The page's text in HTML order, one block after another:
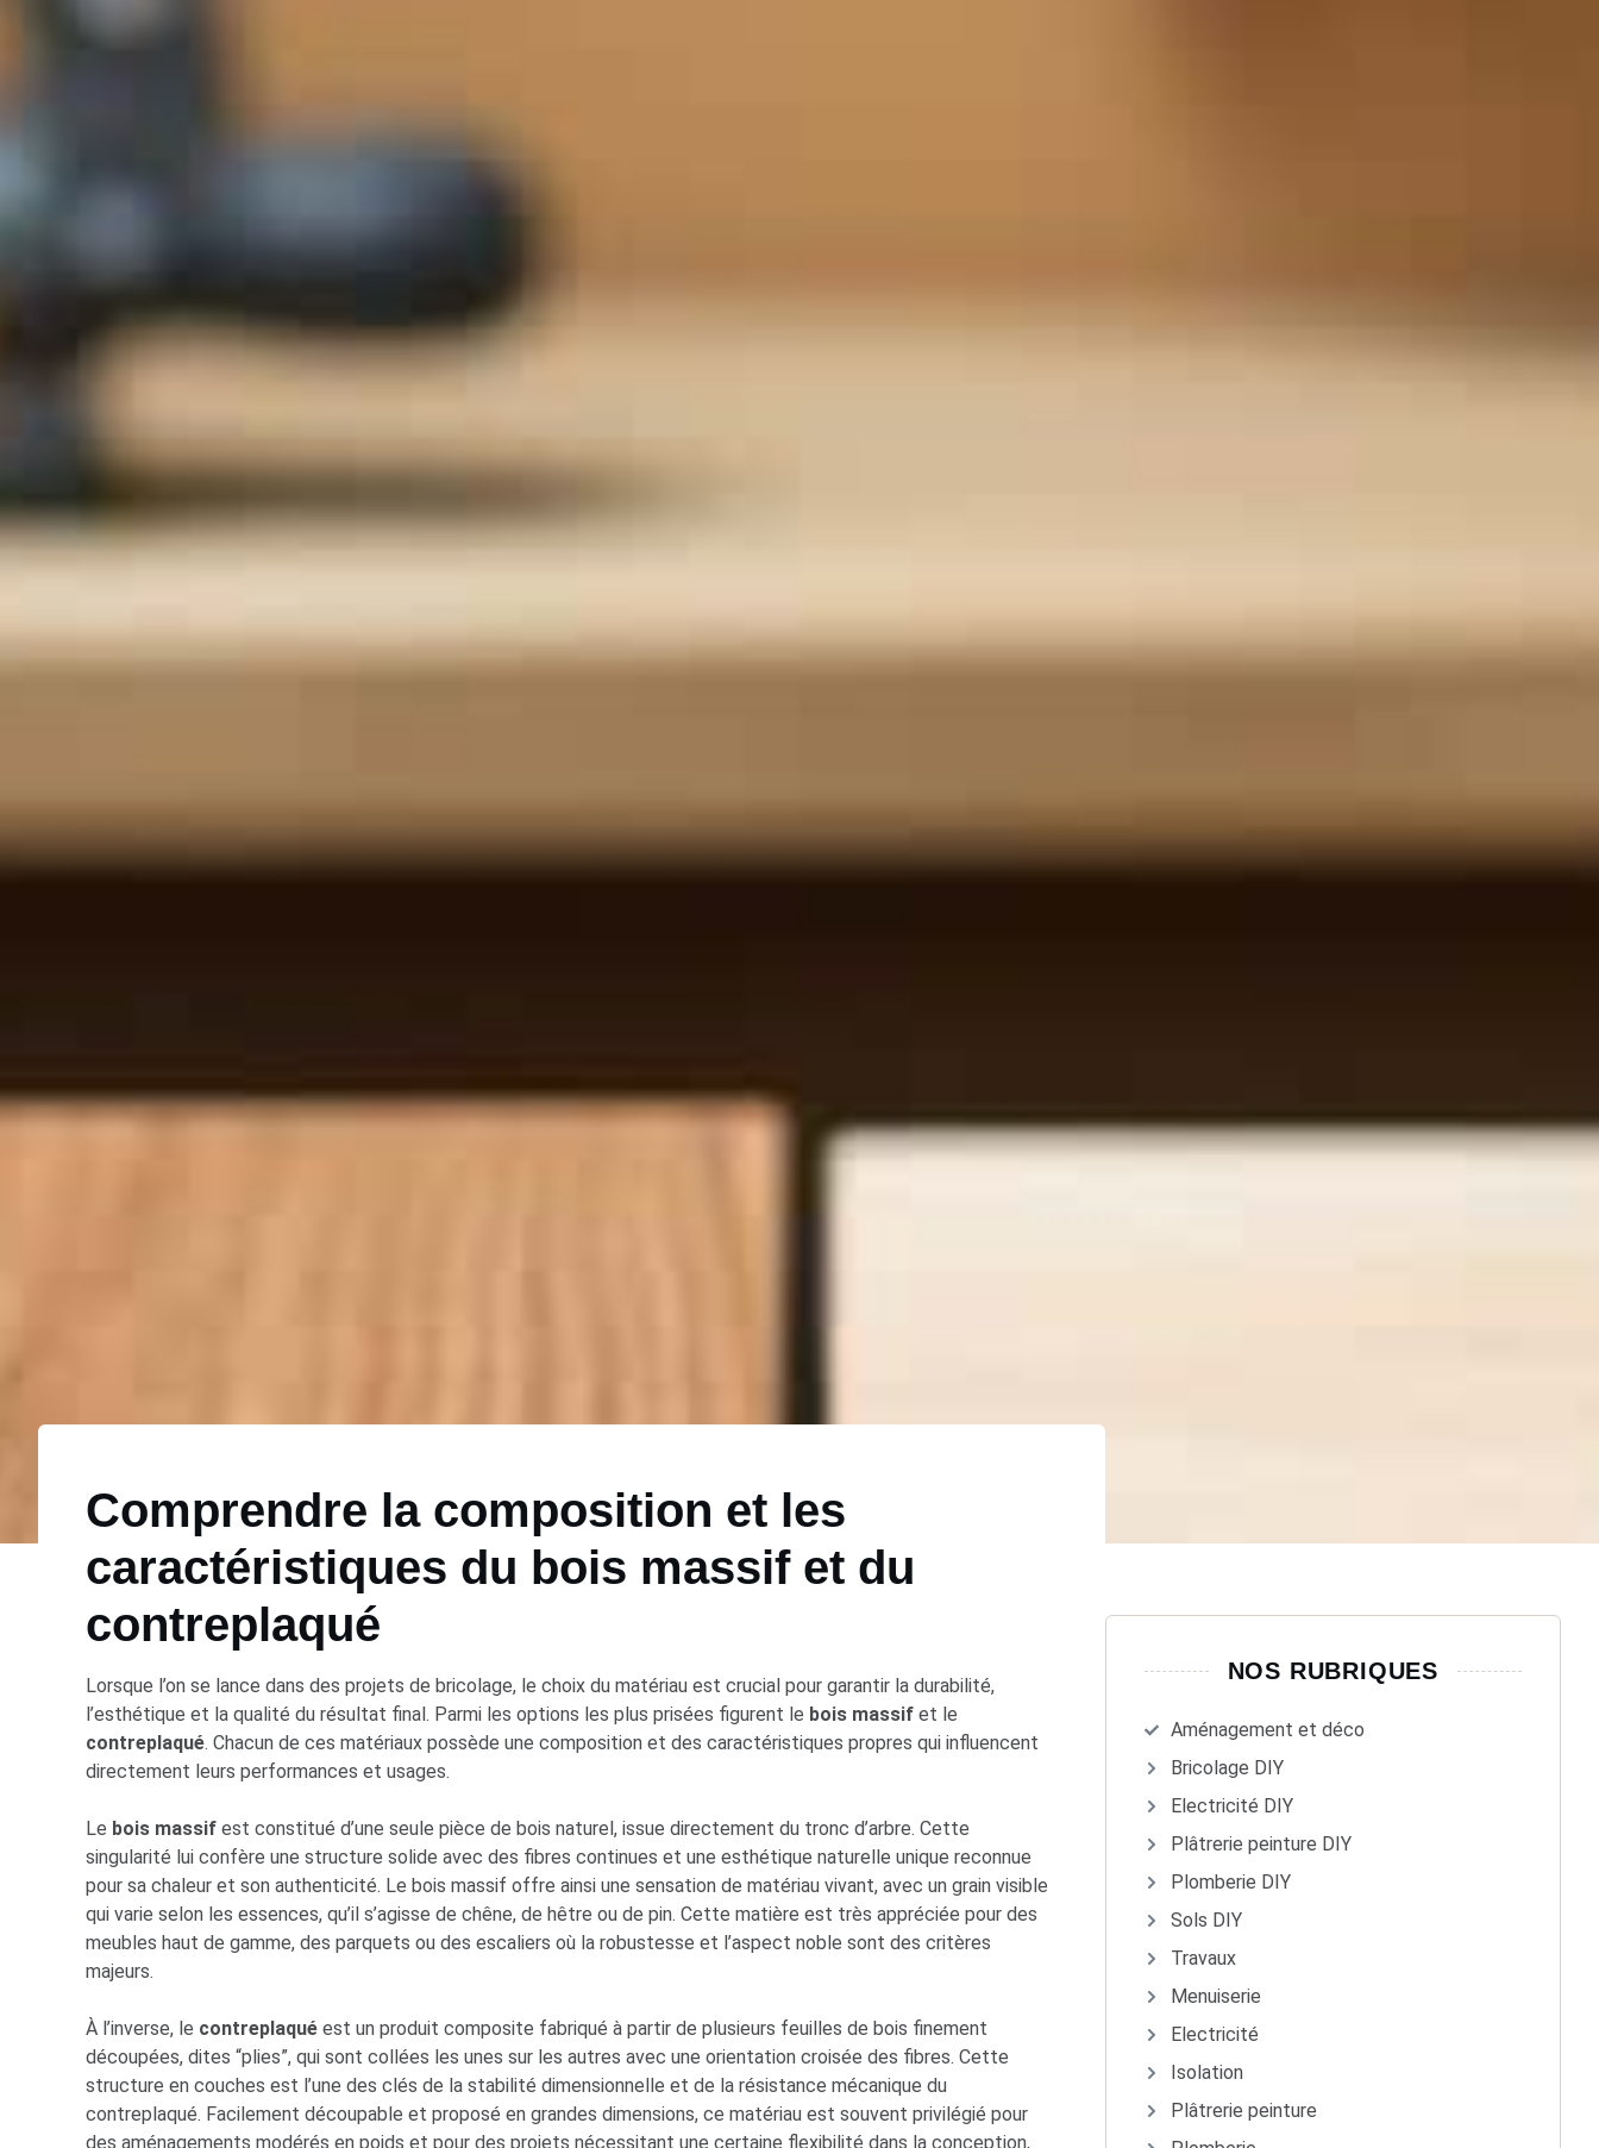
Comprendre la composition et les
caractéristiques du bois massif et du
contreplaqué
Lorsque l’on se lance dans des projets de bricolage, le choix du matériau est crucial pour garantir la durabilité,
l’esthétique et la qualité du résultat final. Parmi les options les plus prisées figurent le bois massif et le
contreplaqué. Chacun de ces matériaux possède une composition et des caractéristiques propres qui influencent
directement leurs performances et usages.
Le bois massif est constitué d’une seule pièce de bois naturel, issue directement du tronc d’arbre. Cette
singularité lui confère une structure solide avec des fibres continues et une esthétique naturelle unique reconnue
pour sa chaleur et son authenticité. Le bois massif offre ainsi une sensation de matériau vivant, avec un grain visible
qui varie selon les essences, qu’il s’agisse de chêne, de hêtre ou de pin. Cette matière est très appréciée pour des
meubles haut de gamme, des parquets ou des escaliers où la robustesse et l’aspect noble sont des critères
majeurs.
À l’inverse, le contreplaqué est un produit composite fabriqué à partir de plusieurs feuilles de bois finement
découpées, dites “plies”, qui sont collées les unes sur les autres avec une orientation croisée des fibres. Cette
structure en couches est l’une des clés de la stabilité dimensionnelle et de la résistance mécanique du
contreplaqué. Facilement découpable et proposé en grandes dimensions, ce matériau est souvent privilégié pour
des aménagements modérés en poids et pour des projets nécessitant une certaine flexibilité dans la conception,
NOS RUBRIQUES
Aménagement et déco
Bricolage DIY
Electricité DIY
Plâtrerie peinture DIY
Plomberie DIY
Sols DIY
Travaux
Menuiserie
Electricité
Isolation
Plâtrerie peinture